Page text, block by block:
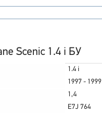
Scenic 1.4 i БУ
1.4 i
1997 - 1999
1,4
E7J 764